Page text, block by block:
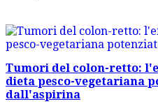
Tumori del colon-retto:
dieta pesco-vegetariana
dall'aspirina